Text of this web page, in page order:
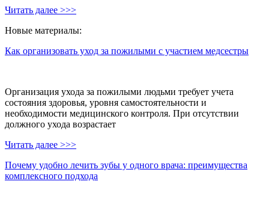
Читать далее >>>
Новые материалы:
Как организовать уход за пожилыми с участием медсестры
Организация ухода за пожилыми людьми требует учета
состояния здоровья, уровня самостоятельности и
необходимости медицинского контроля. При отсутствии
должного ухода возрастает
Читать далее >>>
Почему удобно лечить зубы у одного врача: преимущества
комплексного подхода